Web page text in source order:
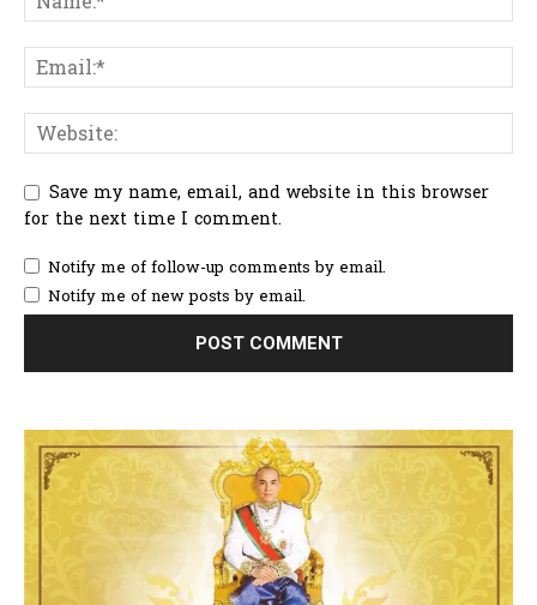
Save my name, email, and website in this browser
for the next time I comment.
Notify me of follow-up comments by email.
Notify me of new posts by email.